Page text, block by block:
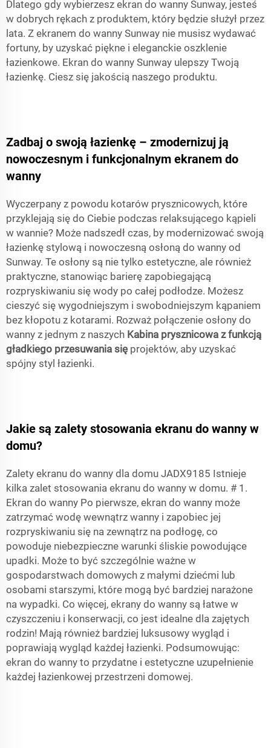
Dlatego gdy wybierzesz ekran do wanny Sunway, jesteś
w dobrych rękach z produktem, który będzie służył przez
lata. Z ekranem do wanny Sunway nie musisz wydawać
fortuny, by uzyskać piękne i eleganckie oszklenie
łazienkowe. Ekran do wanny Sunway ulepszy Twoją
łazienkę. Ciesz się jakością naszego produktu.
Zadbaj o swoją łazienkę – zmodernizuj ją
nowoczesnym i funkcjonalnym ekranem do
wanny
Wyczerpany z powodu kotarów prysznicowych, które
przyklejają się do Ciebie podczas relaksującego kąpieli
w wannie? Może nadszedł czas, by modernizować swoją
łazienkę stylową i nowoczesną osłoną do wanny od
Sunway. Te osłony są nie tylko estetyczne, ale również
praktyczne, stanowiąc barierę zapobiegającą
rozpryskiwaniu się wody po całej podłodze. Możesz
cieszyć się wygodniejszym i swobodniejszym kąpaniem
bez kłopotu z kotarami. Rozważ połączenie osłony do
wanny z jednym z naszych Kabina prysznicowa z funkcją
gładkiego przesuwania się projektów, aby uzyskać
spójny styl łazienki.
Jakie są zalety stosowania ekranu do wanny w
domu?
Zalety ekranu do wanny dla domu JADX9185 Istnieje
kilka zalet stosowania ekranu do wanny w domu. # 1.
Ekran do wanny Po pierwsze, ekran do wanny może
zatrzymać wodę wewnątrz wanny i zapobiec jej
rozpryskiwaniu się na zewnątrz na podłogę, co
powoduje niebezpieczne warunki śliskie powodujące
upadki. Może to być szczególnie ważne w
gospodarstwach domowych z małymi dziećmi lub
osobami starszymi, które mogą być bardziej narażone
na wypadki. Co więcej, ekrany do wanny są łatwe w
czyszczeniu i konserwacji, co jest idealne dla zajętych
rodzin! Mają również bardziej luksusowy wygląd i
poprawiają wygląd każdej łazienki. Podsumowując:
ekran do wanny to przydatne i estetyczne uzupełnienie
każdej łazienkowej przestrzeni domowej.